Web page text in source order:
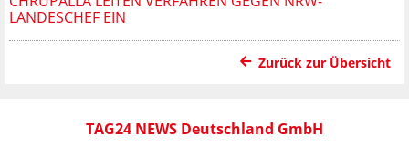
LANDESCHEF EIN
Zurück zur Übersicht
TAG24 NEWS Deutschland GmbH